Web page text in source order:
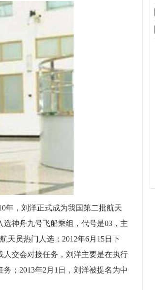
年，刘洋正式成为我国第二批航天
神舟九号飞船乘组，代号是03，主
天员热门人选；2012年6月15日下
交会对接任务，刘洋主要是在执行
；2013年2月1日，刘洋被提名为中